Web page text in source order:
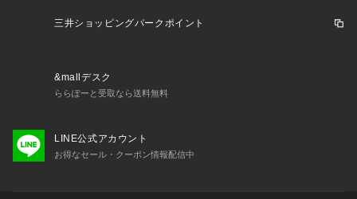
三井ショッピングパークポイント
&mallデスク
ららぽーと受取なら送料無料
LINE公式アカウント
お得なセール・クーポン情報配信中